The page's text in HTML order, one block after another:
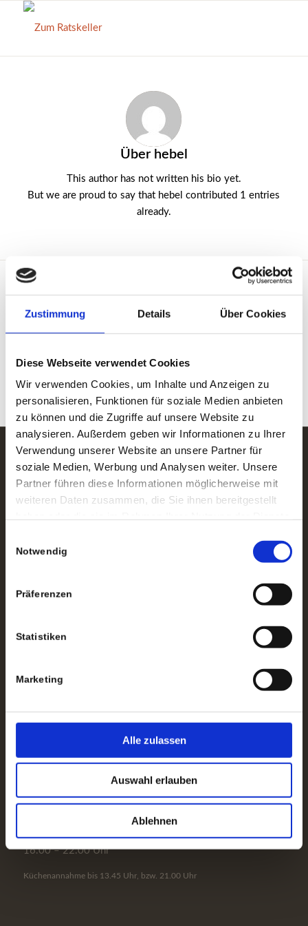
Zustimmung Details Über Cookies
Diese Webseite verwendet Cookies
Wir verwenden Cookies, um Inhalte und Anzeigen zu
personalisieren, Funktionen für soziale Medien anbieten
zu können und die Zugriffe auf unsere Website zu
analysieren. Außerdem geben wir Informationen zu Ihrer
Verwendung unserer Website an unsere Partner für
soziale Medien, Werbung und Analysen weiter. Unsere
Partner führen diese Informationen möglicherweise mit
weiteren Daten zusammen, die Sie ihnen bereitgestellt
Notwendig
Präferenzen
Statistiken
Marketing
Alle zulassen
Auswahl erlauben
Ablehnen
Über hebel
This author has not written his bio yet.
But we are proud to say that hebel contributed 1 entries
already.
EINTRÄGE VON HEBEL
WhatsApp Kanal
ADRESSE
„Zum Ratskeller“
65462 Ginsheim
berücksichtigt werden können.)
16.00 – 22.00 Uhr
Küchenannahme bis 13.45 Uhr, bzw. 21.00 Uhr